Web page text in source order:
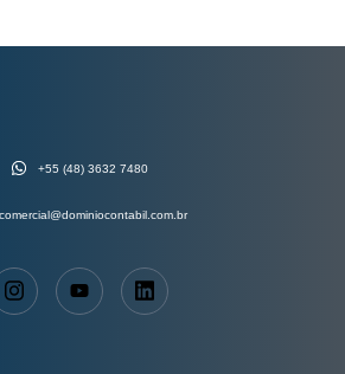
+55 (48) 3632 7480
comercial@dominiocontabil.com.br